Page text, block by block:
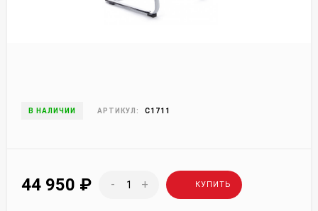
В НАЛИЧИИ АРТИКУЛ: C1711
44 950 ₽ - + КУПИТЬ